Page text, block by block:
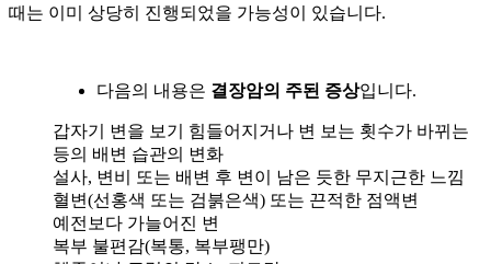
때는 이미 상당히 진행되었을 가능성이 있습니다.
다음의 내용은 결장암의 주된 증상입니다.
갑자기 변을 보기 힘들어지거나 변 보는 횟수가 바뀌는
등의 배변 습관의 변화
설사, 변비 또는 배변 후 변이 남은 듯한 무지근한 느낌
혈변(선홍색 또는 검붉은색) 또는 끈적한 점액변
예전보다 가늘어진 변
복부 불편감(복통, 복부팽만)